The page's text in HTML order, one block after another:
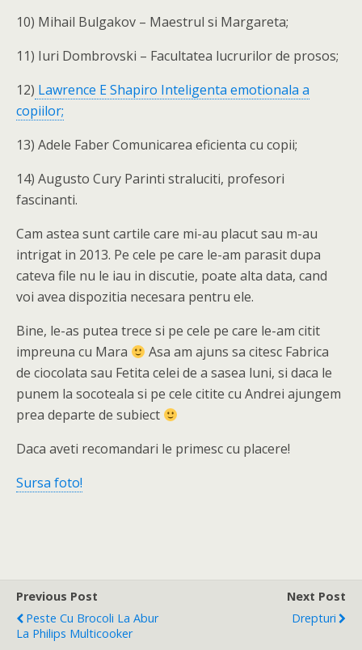
10) Mihail Bulgakov – Maestrul si Margareta;
11) Iuri Dombrovski – Facultatea lucrurilor de prosos;
12) Lawrence E Shapiro Inteligenta emotionala a
copiilor;
13) Adele Faber Comunicarea eficienta cu copii;
14) Augusto Cury Parinti straluciti, profesori
fascinanti.
Cam astea sunt cartile care mi-au placut sau m-au
intrigat in 2013. Pe cele pe care le-am parasit dupa
cateva file nu le iau in discutie, poate alta data, cand
voi avea dispozitia necesara pentru ele.
Bine, le-as putea trece si pe cele pe care le-am citit
impreuna cu Mara
Asa am ajuns sa citesc Fabrica
de ciocolata sau Fetita celei de a sasea luni, si daca le
punem la socoteala si pe cele citite cu Andrei ajungem
prea departe de subiect
Daca aveti recomandari le primesc cu placere!
Sursa foto!
Previous Post
Peste Cu Brocoli La Abur
La Philips Multicooker
Next Post
Drepturi